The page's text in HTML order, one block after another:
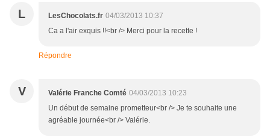
L LesChocolats.fr 04/03/2013 10:37
Ca a l'air exquis !!<br /> Merci pour la recette !
Répondre
V Valérie Franche Comté 04/03/2013 10:23
Un début de semaine prometteur<br /> Je te souhaite une
agréable journée<br /> Valérie.